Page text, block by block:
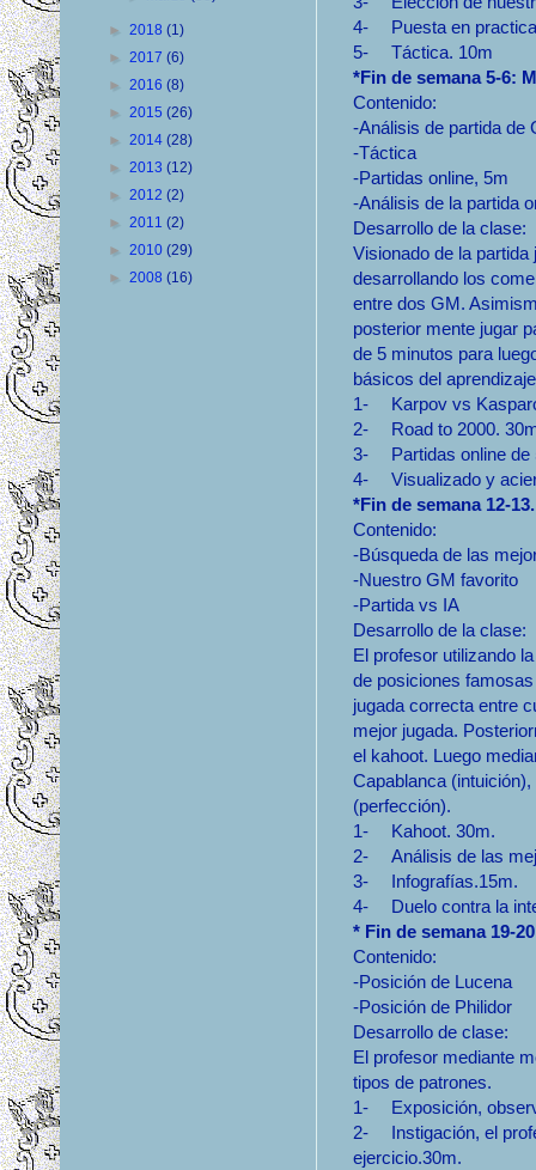
4-
Puesta en
5-
Táctica. 10m
*Fin de semana 5-6:
Contenido:
-Análisis de partida de
-Táctica
-Partidas online, 5m
-Análisis de la partida
Desarrollo de la clase:
Visionado de la
desarrollando los
entre dos GM.
posterior mente jugar
de 5 minutos para
básicos del
1-
Karpov vs
2-
Road to 2000.
3-
Partidas online
4-
Visualizado y
*Fin de semana 12-
Contenido:
-Búsqueda de las
-Nuestro GM favorito
-Partida vs IA
Desarrollo de la clase:
El profesor utilizando
de posiciones
jugada correcta entre
mejor jugada.
el kahoot. Luego
Capablanca
(perfección).
1-
Kahoot. 30m.
2-
Análisis de las
3-
Infografías.15m.
4-
Duelo contra la
* Fin de semana 19-
Contenido:
-Posición de Lucena
-Posición de Philidor
Desarrollo de clase:
El profesor mediante
tipos de patrones.
1-
Exposición,
2-
Instigación, el
ejercicio.30m.
► 2018 (1)
► 2017 (6)
► 2016 (8)
► 2015 (26)
► 2014 (28)
► 2013 (12)
► 2012 (2)
► 2011 (2)
► 2010 (29)
► 2008 (16)